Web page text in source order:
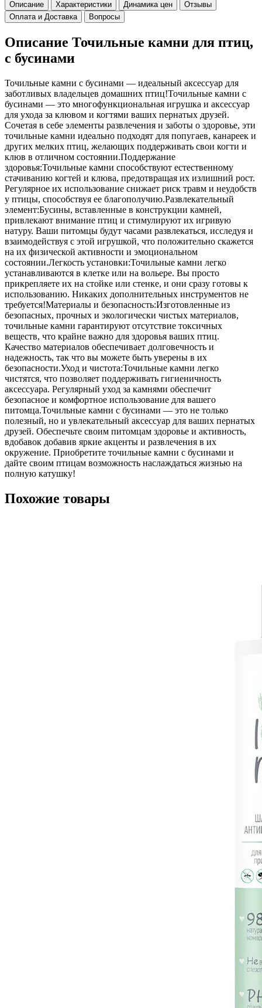
Описание Характеристики Динамика цен
Отзывы
Оплата и Доставка
Вопросы
Описание Точильные камни для птиц,
с бусинами
Точильные камни с бусинами — идеальный аксессуар для
заботливых владельцев домашних птиц!Точильные камни с
бусинами — это многофункциональная игрушка и аксессуар
для ухода за клювом и когтями ваших пернатых друзей.
Сочетая в себе элементы развлечения и заботы о здоровье, эти
точильные камни идеально подходят для попугаев, канареек и
других мелких птиц, желающих поддерживать свои когти и
клюв в отличном состоянии.Поддержание
здоровья:Точильные камни способствуют естественному
стачиванию когтей и клюва, предотвращая их излишний рост.
Регулярное их использование снижает риск травм и неудобств
у птицы, способствуя ее благополучию.Развлекательный
элемент:Бусины, вставленные в конструкции камней,
привлекают внимание птиц и стимулируют их игривую
натуру. Ваши питомцы будут часами развлекаться, исследуя и
взаимодействуя с этой игрушкой, что положительно скажется
на их физической активности и эмоциональном
состоянии.Легкость установки:Точильные камни легко
устанавливаются в клетке или на вольере. Вы просто
прикрепляете их на стойке или стенке, и они сразу готовы к
использованию. Никаких дополнительных инструментов не
требуется!Материалы и безопасность:Изготовленные из
безопасных, прочных и экологически чистых материалов,
точильные камни гарантируют отсутствие токсичных
веществ, что крайне важно для здоровья ваших птиц.
Качество материалов обеспечивает долговечность и
надежность, так что вы можете быть уверены в их
безопасности.Уход и чистота:Точильные камни легко
чистятся, что позволяет поддерживать гигиеничность
аксессуара. Регулярный уход за камнями обеспечит
безопасное и комфортное использование для вашего
питомца.Точильные камни с бусинами — это не только
полезный, но и увлекательный аксессуар для ваших пернатых
друзей. Обеспечьте своим питомцам здоровье и активность,
вдобавок добавив яркие акценты и развлечения в их
окружение. Приобретите точильные камни с бусинами и
дайте своим птицам возможность наслаждаться жизнью на
полную катушку!
Похожие товары